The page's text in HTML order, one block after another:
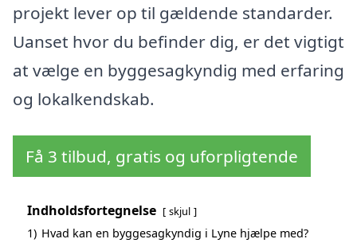
projekt lever op til gældende standarder.
Uanset hvor du befinder dig, er det vigtigt
at vælge en byggesagkyndig med erfaring
og lokalkendskab.
Få 3 tilbud, gratis og uforpligtende
Indholdsfortegnelse skjul
1) Hvad kan en byggesagkyndig i Lyne hjælpe med?